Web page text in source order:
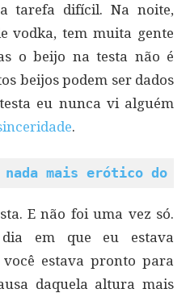
tarefa difícil. Na noite,
vodka, tem muita gente
o beijo na testa não é
beijos podem ser dados
eu nunca vi alguém
.
nada mais erótico do
E não foi uma vez só.
em que eu estava
estava pronto para
daquela altura mais